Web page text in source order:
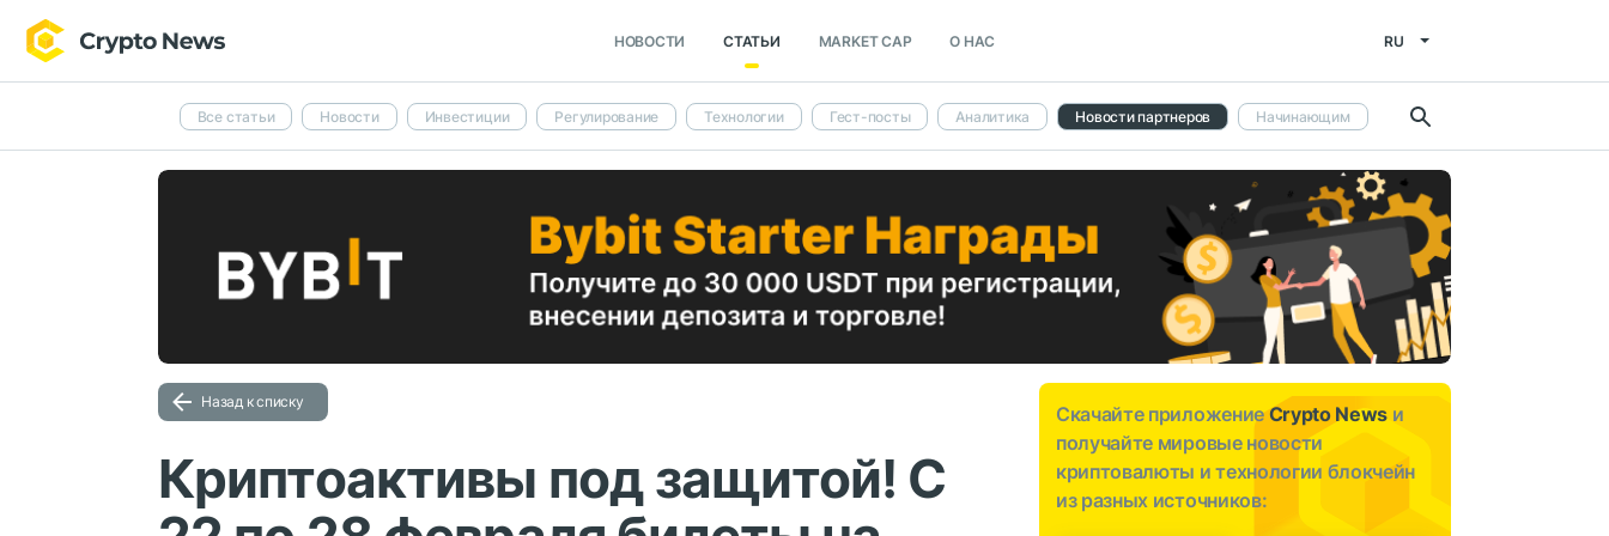
НОВОСТИ СТАТЬИ MARKET CAP О НАС RU
Все статьи Новости Инвестиции Регулирование Технологии Гест-посты Аналитика Новости партнеров Начинающим
Назад к списку
Криптоактивы под защитой! С
Скачайте приложениеCrypto News и
получайте мировые новости
криптовалюты и технологии блокчейн
из разных источников: